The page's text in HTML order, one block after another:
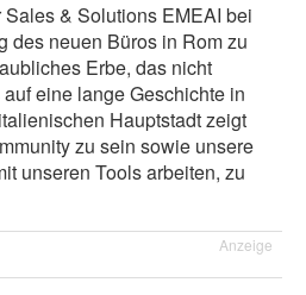
& Solutions EMEAI bei
des neuen Büros in Rom zu
Erbe, das nicht
eine lange Geschichte in
Hauptstadt zeigt
zu sein sowie unsere
unseren Tools arbeiten, zu
Anzeige